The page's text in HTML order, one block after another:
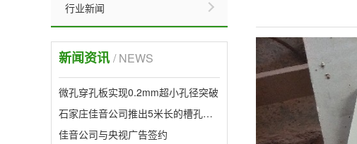
行业新闻
新闻资讯 / NEWS
微孔穿孔板实现0.2mm超小孔径突破
石家庄佳音公司推出5米长的槽孔形吸音板，属行业首创。
佳音公司与央视广告签约